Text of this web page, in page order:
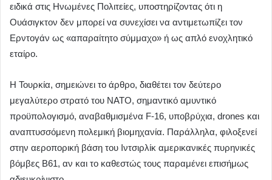
ειδικά στις Ηνωμένες Πολιτείες, υποστηρίζοντας ότι η
Ουάσιγκτον δεν μπορεί να συνεχίσει να αντιμετωπίζει τον
Ερντογάν ως «απαραίτητο σύμμαχο» ή ως απλό ενοχλητικό
εταίρο.
Η Τουρκία, σημειώνει το άρθρο, διαθέτει τον δεύτερο
μεγαλύτερο στρατό του ΝΑΤΟ, σημαντικό αμυντικό
προϋπολογισμό, αναβαθμισμένα F-16, υποβρύχια, drones και
αναπτυσσόμενη πολεμική βιομηχανία. Παράλληλα, φιλοξενεί
στην αεροπορική βάση του Ιντσιρλίκ αμερικανικές πυρηνικές
βόμβες B61, αν και το καθεστώς τους παραμένει επισήμως